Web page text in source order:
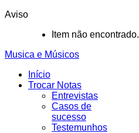
Aviso
Item não encontrado.
Musica e Músicos
Início
Trocar Notas
Entrevistas
Casos de
sucesso
Testemunhos